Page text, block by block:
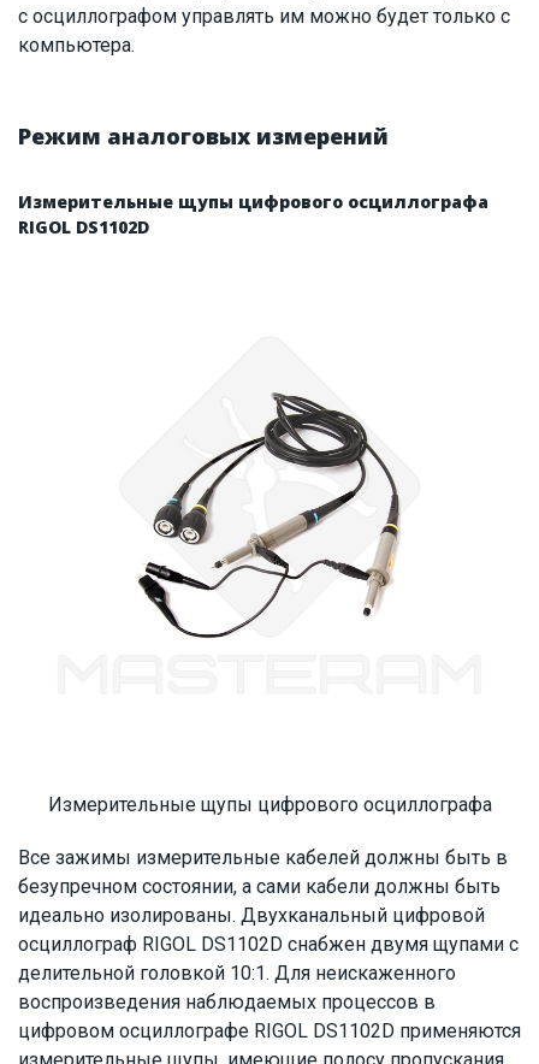
с осциллографом управлять им можно будет только с
компьютера.
Режим аналоговых измерений
Измерительные щупы цифрового осциллографа
RIGOL DS1102D
Измерительные щупы цифрового осциллографа
Все зажимы измерительные кабелей должны быть в
безупречном состоянии, а сами кабели должны быть
идеально изолированы. Двухканальный цифровой
осциллограф RIGOL DS1102D снабжен двумя щупами с
делительной головкой 10:1. Для неискаженного
воспроизведения наблюдаемых процессов в
цифровом осциллографе RIGOL DS1102D применяются